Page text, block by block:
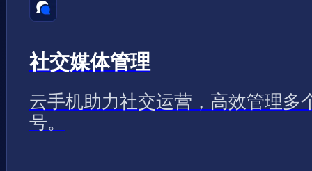
社交媒体管理
云手机助力社交运营，高效管理多
号。